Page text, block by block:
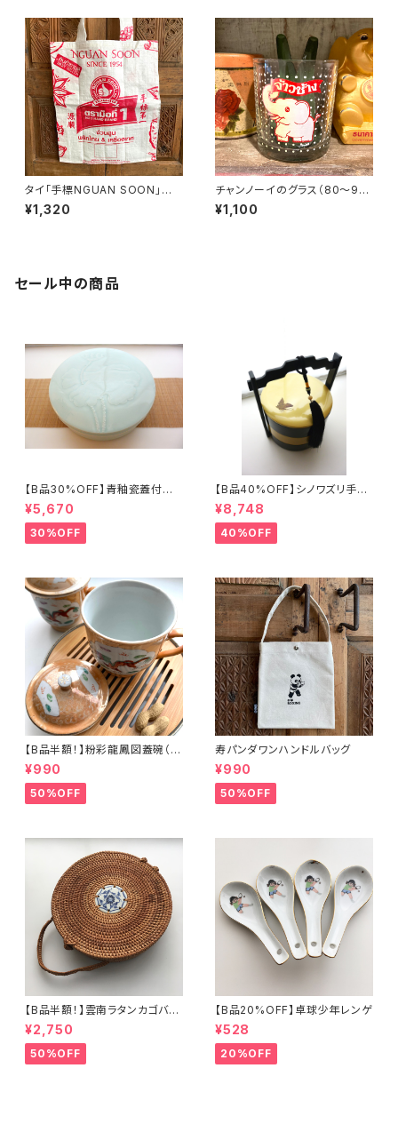
タイ「手標NGUAN SOON」エ
コバッグ
¥1,320
チャンノーイのグラス（80〜90
年代タイ制造）
¥1,100
セール中の商品
【B品30%OFF】青釉瓷蓋付盒
（蓮の実）
¥5,670
30%OFF
【B品40%OFF】シノワズリ手提
げ三段重「バタフライ」
¥8,748
40%OFF
【B品半額！】粉彩龍鳳図蓋碗（8
0年代景徳鎮デッドストック）
¥990
50%OFF
寿パンダワンハンドルバッグ
¥990
50%OFF
【B品半額！】雲南ラタンカゴバッ
グ
¥2,750
50%OFF
【B品20%OFF】卓球少年レンゲ
¥528
20%OFF